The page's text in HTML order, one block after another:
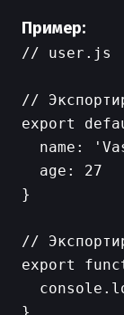
Пример:
// user.js
//
export
name:
  age: 27
}
//
export